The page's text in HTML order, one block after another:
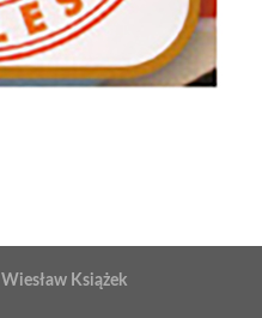
Wiesław Książek